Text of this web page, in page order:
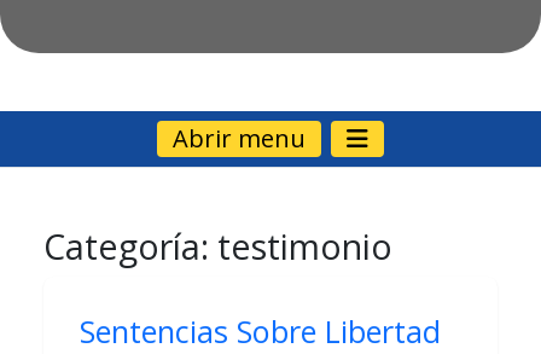
Abrir menu
Categoría: testimonio
Sentencias Sobre Libertad